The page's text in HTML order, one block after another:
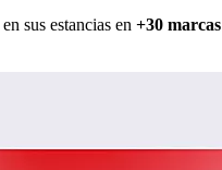
en sus estancias en +30 marcas